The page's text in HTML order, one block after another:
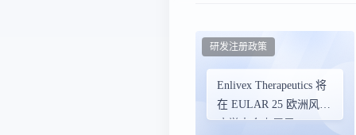
Enlivex Therapeutics 将
在 EULAR 25 欧洲风湿
病学大会上展示
研发注册政策